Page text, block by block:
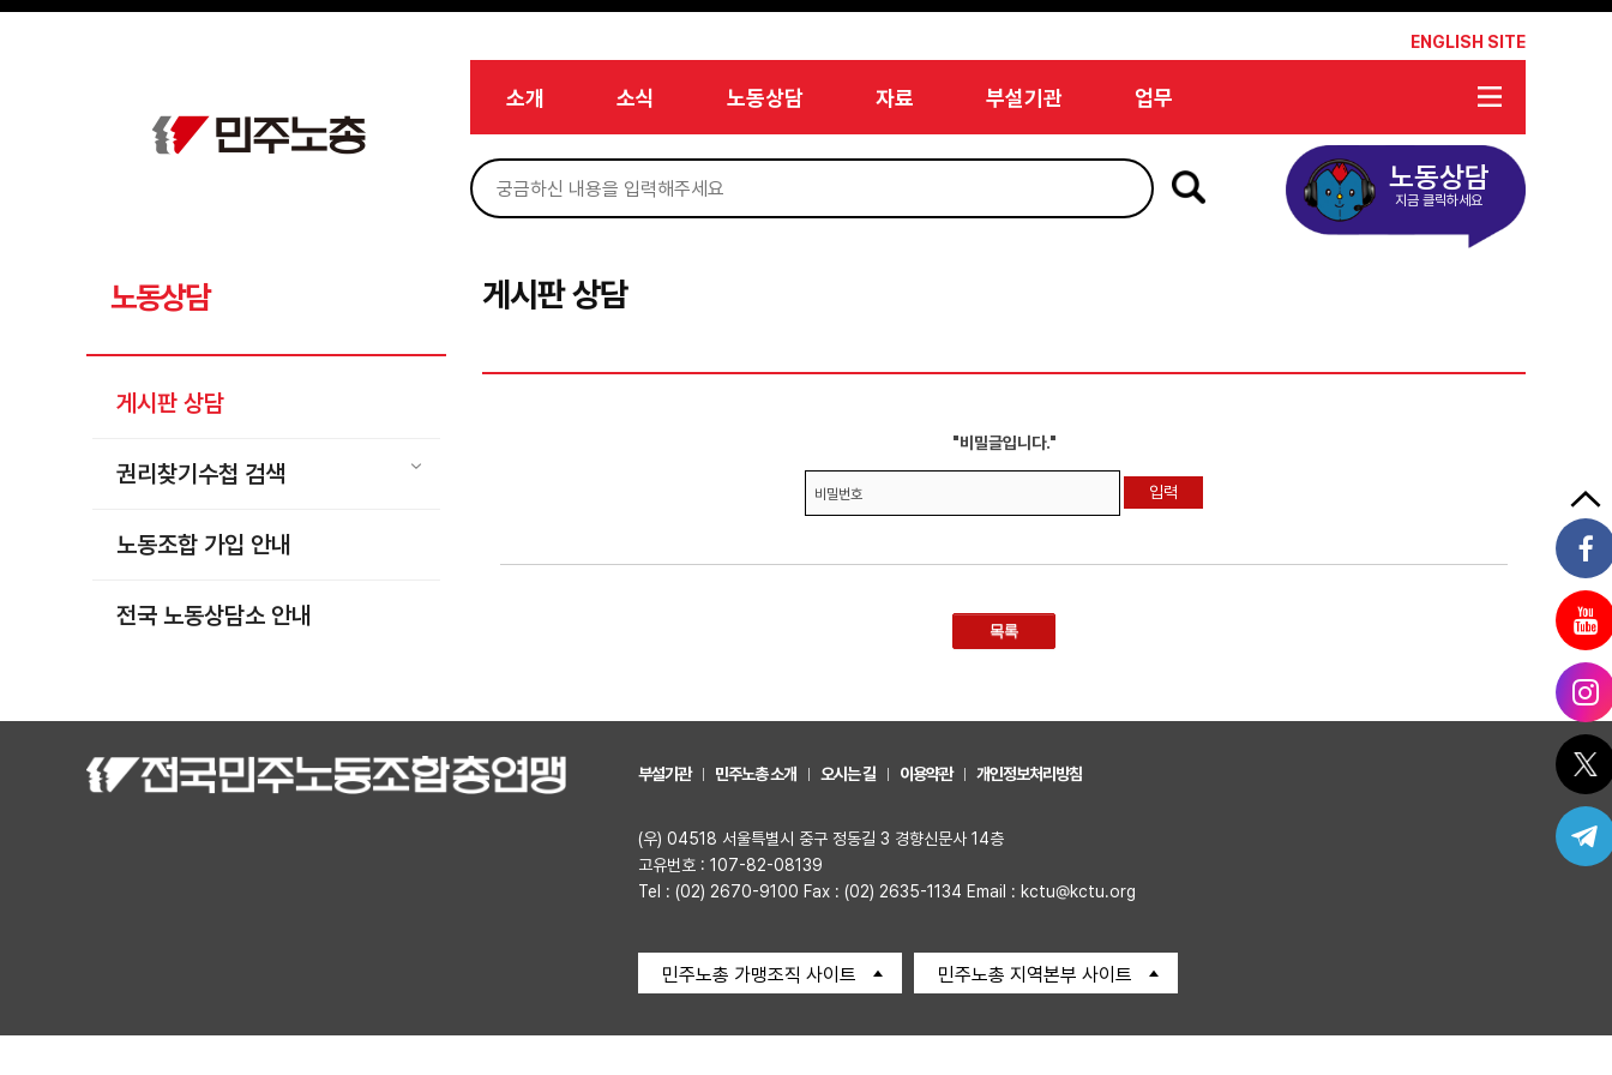
메뉴 건너뛰기
ENGLISH SITE
소개 소식 노동상담 자료 부설기관 업무
노동상담
지금 클릭하세요
노동상담
게시판 상담
권리찾기수첩 검색
노동조합 가입 안내
전국 노동상담소 안내
게시판 상담
"비밀글입니다."
비밀번호
목록
부설기관 민주노총 소개 오시는 길 이용약관 개인정보처리방침
(우) 04518 서울특별시 중구 정동길 3 경향신문사 14층
고유번호 : 107-82-08139
Tel : (02) 2670-9100 Fax : (02) 2635-1134 Email : kctu@kctu.org
민주노총 가맹조직 사이트 민주노총 지역본부 사이트
권리찾기수첩 검색
찾아보기
노동조합 가입 안내
Sketchbook5, 스케치북5
Sketchbook5, 스케치북5